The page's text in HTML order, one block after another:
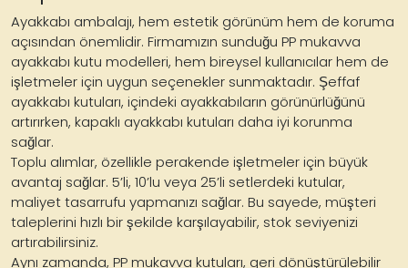
Ayakkabı ambalajı, hem estetik görünüm hem de koruma
açısından önemlidir. Firmamızın sunduğu PP mukavva
ayakkabı kutu modelleri, hem bireysel kullanıcılar hem de
işletmeler için uygun seçenekler sunmaktadır. Şeffaf
ayakkabı kutuları, içindeki ayakkabıların görünürlüğünü
artırırken, kapaklı ayakkabı kutuları daha iyi korunma
sağlar.
Toplu alımlar, özellikle perakende işletmeler için büyük
avantaj sağlar. 5’li, 10’lu veya 25’li setlerdeki kutular,
maliyet tasarrufu yapmanızı sağlar. Bu sayede, müşteri
taleplerini hızlı bir şekilde karşılayabilir, stok seviyenizi
artırabilirsiniz.
Aynı zamanda, PP mukavva kutuları, geri dönüştürülebilir